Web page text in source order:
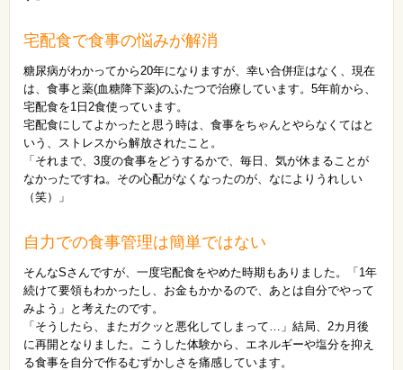
宅配食で食事の悩みが解消
糖尿病がわかってから20年になりますが、幸い合併症はなく、現在
は、食事と薬(血糖降下薬)のふたつで治療しています。5年前から、
宅配食を1日2食使っています。
宅配食にしてよかったと思う時は、食事をちゃんとやらなくてはと
いう、ストレスから解放されたこと。
「それまで、3度の食事をどうするかで、毎日、気が休まることが
なかったですね。その心配がなくなったのが、なによりうれしい
（笑）」
自力での食事管理は簡単ではない
そんなSさんですが、一度宅配食をやめた時期もありました。「1年
続けて要領もわかったし、お金もかかるので、あとは自分でやって
みよう」と考えたのです。
「そうしたら、またガクッと悪化してしまって…」結局、2カ月後
に再開となりました。こうした体験から、エネルギーや塩分を抑え
る食事を自分で作るむずかしさを痛感しています。